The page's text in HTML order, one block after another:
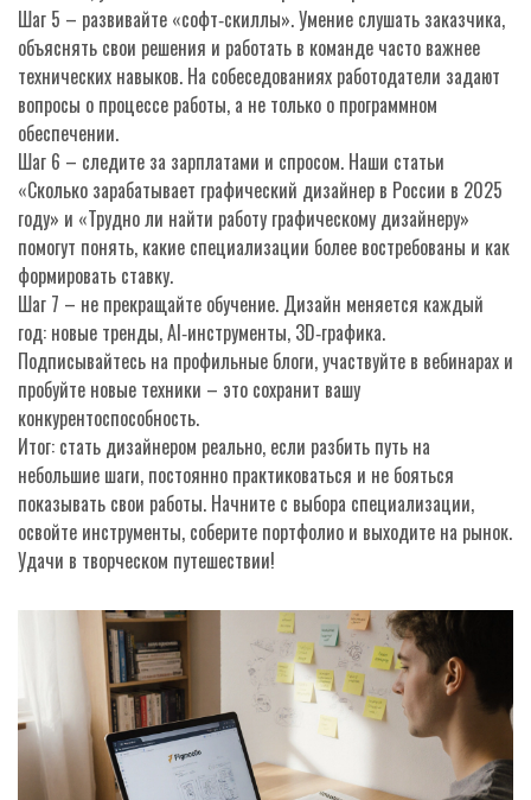
Шаг 5 – развивайте «софт‑скиллы». Умение слушать заказчика,
объяснять свои решения и работать в команде часто важнее
технических навыков. На собеседованиях работодатели задают
вопросы о процессе работы, а не только о программном
обеспечении.
Шаг 6 – следите за зарплатами и спросом. Наши статьи
«Сколько зарабатывает графический дизайнер в России в 2025
году» и «Трудно ли найти работу графическому дизайнеру»
помогут понять, какие специализации более востребованы и как
формировать ставку.
Шаг 7 – не прекращайте обучение. Дизайн меняется каждый
год: новые тренды, AI‑инструменты, 3D‑графика.
Подписывайтесь на профильные блоги, участвуйте в вебинарах и
пробуйте новые техники – это сохранит вашу
конкурентоспособность.
Итог: стать дизайнером реально, если разбить путь на
небольшие шаги, постоянно практиковаться и не бояться
показывать свои работы. Начните с выбора специализации,
освойте инструменты, соберите портфолио и выходите на рынок.
Удачи в творческом путешествии!